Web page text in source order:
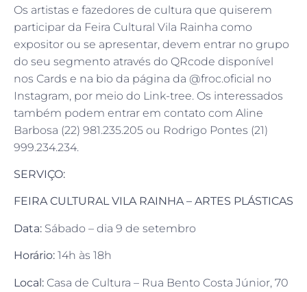
Os artistas e fazedores de cultura que quiserem
participar da Feira Cultural Vila Rainha como
expositor ou se apresentar, devem entrar no grupo
do seu segmento através do QRcode disponível
nos Cards e na bio da página da @froc.oficial no
Instagram, por meio do Link-tree. Os interessados
também podem entrar em contato com Aline
Barbosa (22) 981.235.205 ou Rodrigo Pontes (21)
999.234.234.
SERVIÇO:
FEIRA CULTURAL VILA RAINHA – ARTES PLÁSTICAS
Data: Sábado – dia 9 de setembro
Horário: 14h às 18h
Local: Casa de Cultura – Rua Bento Costa Júnior, 70